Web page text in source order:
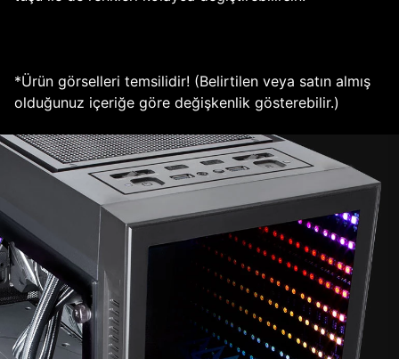
*Ürün görselleri temsilidir! (Belirtilen veya satın almış
olduğunuz içeriğe göre değişkenlik gösterebilir.)